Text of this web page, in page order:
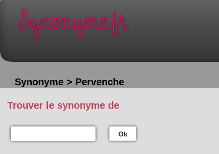
Synonyme > Pervenche
Trouver le synonyme de
Ok